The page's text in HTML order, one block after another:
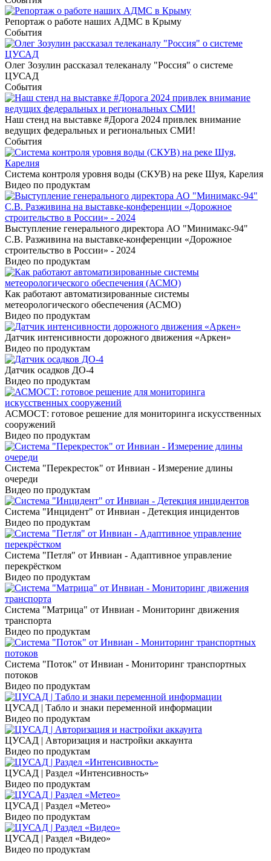
Репортаж о работе наших АДМС в Крыму
События
Олег Зозулин рассказал телеканалу "Россия" о системе
ЦУСАД
События
Наш стенд на выставке #Дорога 2024 привлек внимание
ведущих федеральных и региональных СМИ!
События
Система контроля уровня воды (СКУВ) на реке Шуя, Карелия
Видео по продуктам
Выступление генерального директора АО "Минимакс-94"
С.В. Разживина на выставке-конференции «Дорожное
строительство в России» - 2024
Видео по продуктам
Как работают автоматизированные системы
метеорологического обеспечения (АСМО)
Видео по продуктам
Датчик интенсивности дорожного движения «Аркен»
Видео по продуктам
Датчик осадков ДО-4
Видео по продуктам
АСМОСТ: готовое решение для мониторинга искусственных
сооружений
Видео по продуктам
Система "Перекресток" от Инвиан - Измерение длины
очереди
Видео по продуктам
Система "Инцидент" от Инвиан - Детекция инцидентов
Видео по продуктам
Система "Петля" от Инвиан - Адаптивное управление
перекрёстком
Видео по продуктам
Система "Матрица" от Инвиан - Мониторинг движения
транспорта
Видео по продуктам
Система "Поток" от Инвиан - Мониторинг транспортных
потоков
Видео по продуктам
ЦУСАД | Табло и знаки переменной информации
Видео по продуктам
ЦУСАД | Авторизация и настройки аккаунта
Видео по продуктам
ЦУСАД | Раздел «Интенсивность»
Видео по продуктам
ЦУСАД | Раздел «Метео»
Видео по продуктам
ЦУСАД | Раздел «Видео»
Видео по продуктам